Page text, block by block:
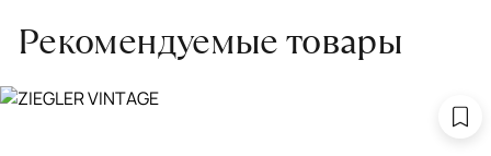
заборе ковра экспертом либо привозите его в салон.
Рекомендуемые товары